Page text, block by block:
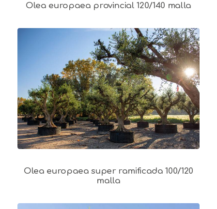
Olea europaea provincial 120/140 malla
Olea europaea super ramificada 100/120
malla